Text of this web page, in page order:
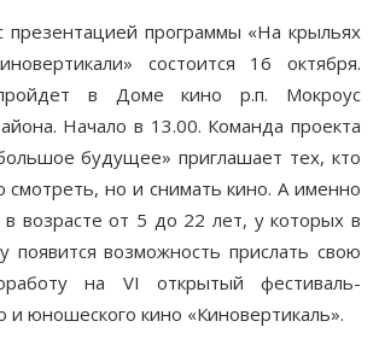
программы «На крыльях
состоится 16 октября.
в Доме кино р.п. Мокроус
Начало в 13.00. Команда проекта
будущее» приглашает тех, кто
смотреть, но и снимать кино. А именно
возрасте от 5 до 22 лет, у которых в
появится возможность прислать свою
на VI открытый фестиваль-
и юношеского кино «Киновертикаль».